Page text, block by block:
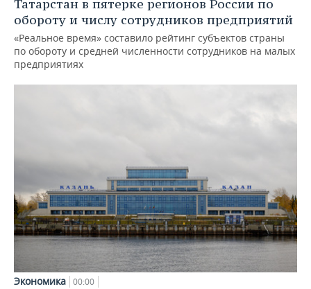
Татарстан в пятерке регионов России по
обороту и числу сотрудников предприятий
«Реальное время» составило рейтинг субъектов страны
по обороту и средней численности сотрудников на малых
предприятиях
Экономика 00:00